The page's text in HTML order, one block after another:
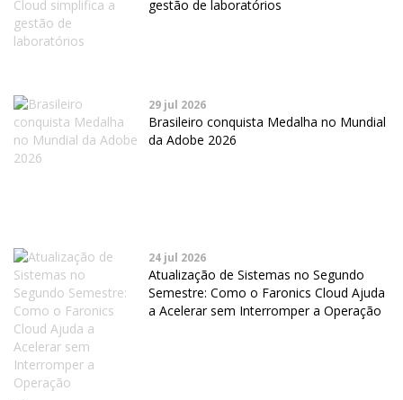
gestão de laboratórios
29 jul 2026
Brasileiro conquista Medalha no Mundial
da Adobe 2026
24 jul 2026
Atualização de Sistemas no Segundo
Semestre: Como o Faronics Cloud Ajuda
a Acelerar sem Interromper a Operação